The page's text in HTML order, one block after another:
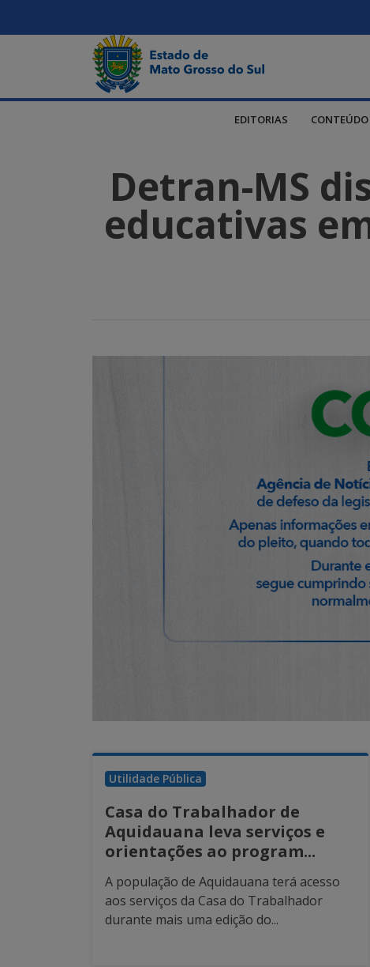
EDITORIAS CONTEÚDO
Detran-MS
educativas
Utilidade Pública
Casa do Trabalhador de
Aquidauana leva serviços e
orientações ao program...
A população de Aquidauana terá acesso
aos serviços da Casa do Trabalhador
durante mais uma edição do...